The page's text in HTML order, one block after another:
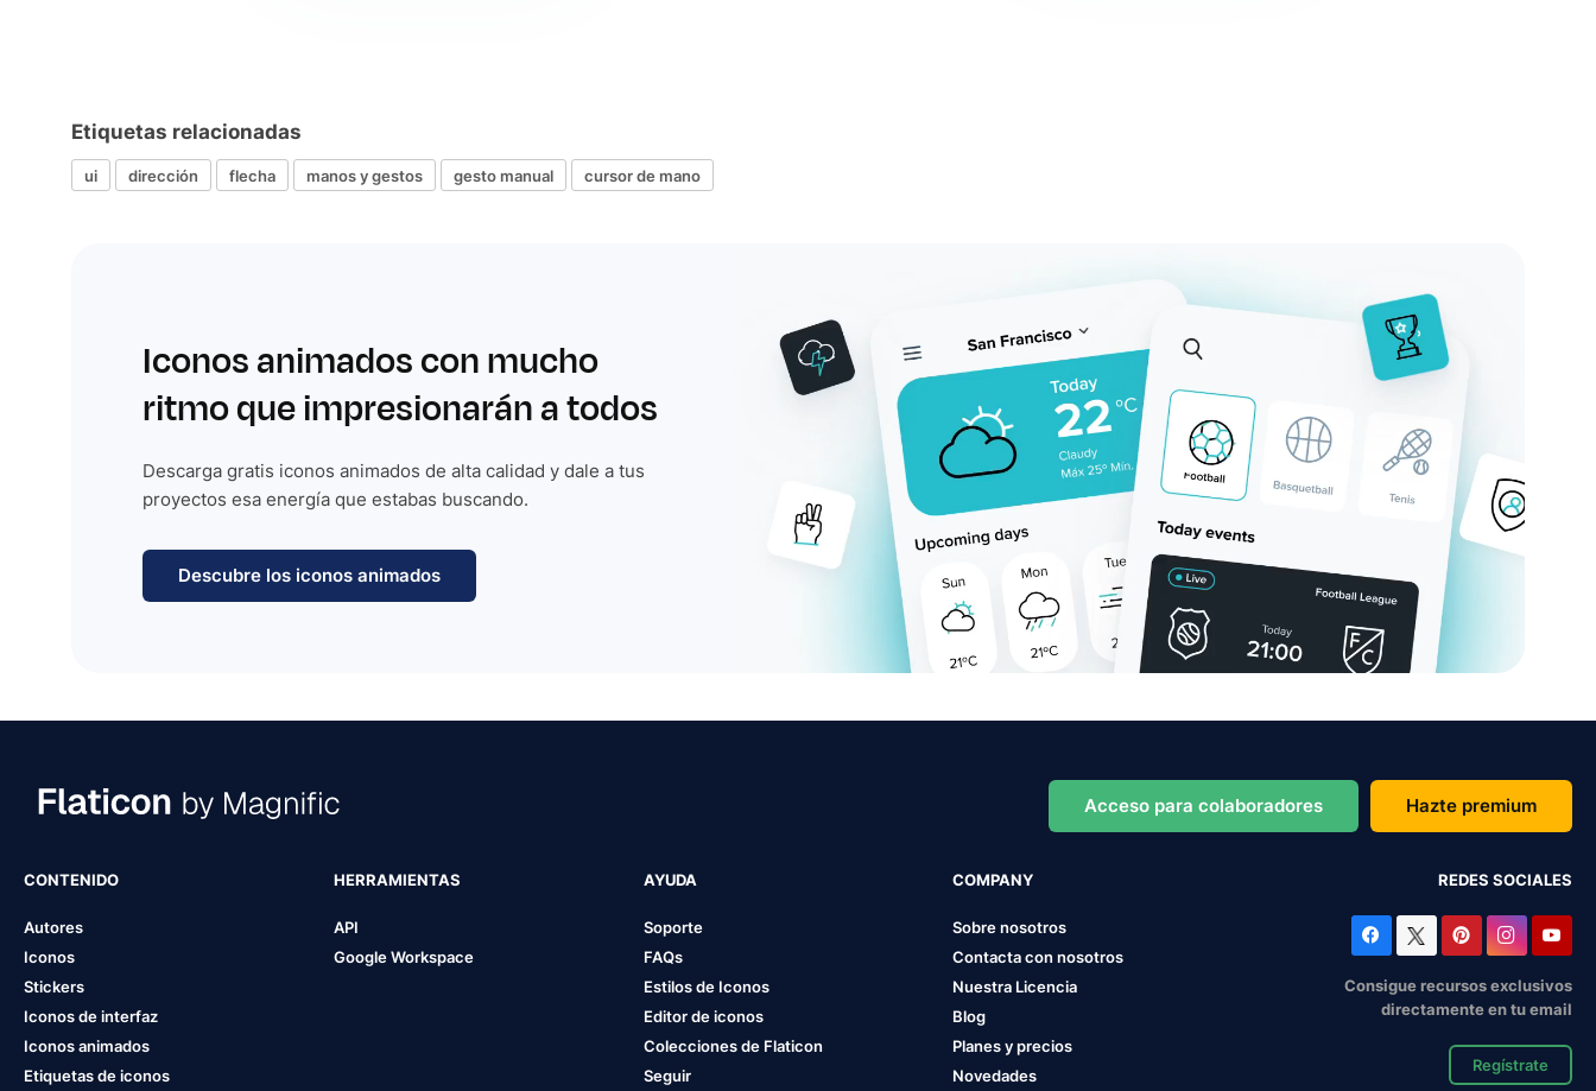
Etiquetas relacionadas
ui dirección flecha manos y gestos gesto manual cursor de mano
Iconos animados con mucho
ritmo que impresionarán a todos
Descarga gratis iconos animados de alta calidad y dale a tus
proyectos esa energía que estabas buscando.
Descubre los iconos animados
Acceso para colaboradores Hazte premium
CONTENIDO
Autores
Iconos
Stickers
Iconos de interfaz
Iconos animados
Etiquetas de iconos
HERRAMIENTAS
API
Google Workspace
AYUDA
Soporte
FAQs
Estilos de Iconos
Editor de iconos
Colecciones de Flaticon
Seguir
COMPANY
Sobre nosotros
Contacta con nosotros
Nuestra Licencia
Blog
Planes y precios
Novedades
REDES SOCIALES
Consigue recursos exclusivos
directamente en tu email
Regístrate